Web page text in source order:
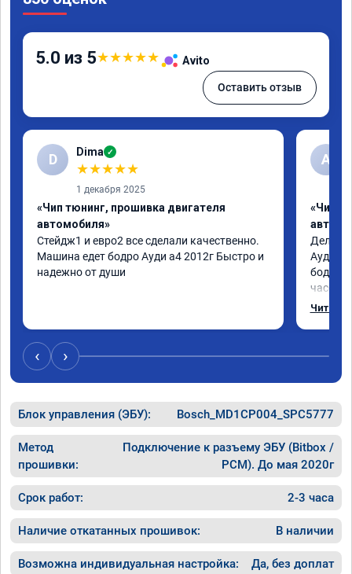
5.0 из 5★★★★★ Avito
Оставить отзыв
D Dima ✓
★★★★★
1 декабря 2025
«Чип тюнинг, прошивка двигателя
автомобиля»
Стейдж1 и евро2 все сделали качественно.
Машина едет бодро Ауди а4 2012г Быстро и
надежно от души
А
«Чип
Делал
как
Читать
‹ ›
Блок управления (ЭБУ): Bosch_MD1CP004_SPC5777
Метод
прошивки:
Подключение к разъему ЭБУ (Bitbox /
PCM). До мая 2020г
Срок работ: 2-3 часа
Наличие откатанных прошивок: В наличии
Возможна индивидуальная настройка: Да, без доплат